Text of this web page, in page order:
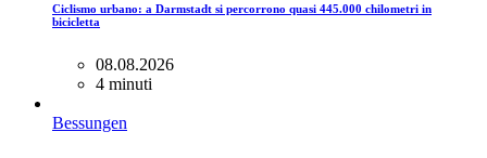
Ciclismo urbano: a Darmstadt si percorrono quasi 445.000 chilometri in
bicicletta
08.08.2026
4 minuti
Bessungen